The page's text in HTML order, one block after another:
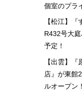
個室のプラ
【松江】『
R432号大
予定！
【出雲】
店』が東館
ルオープン！